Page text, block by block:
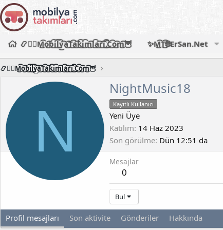
📿🧙‍♂️M͜͡o͜͡b͜͡i͜͡l͜͡y͜͡a͜͡T͜͡a͜͡k͜͡i͜͡m͜͡l͜͡a͜͡r͜͡i͜͡.͜͡C͜͡o͜͡m͜͡🦉 ✨M͜͡T͜͡🌐ErSan.Net
📿🧙‍♂️M͜͡o͜͡b͜͡i͜͡l͜͡y͜͡a͜͡T͜͡a͜͡k͜͡i͜͡m͜͡l͜͡a͜͡r͜͡i͜͡.͜͡C͜͡o͜͡m͜͡🦉
N
NightMusic18
Kayıtlı Kullanıcı
Yeni Üye
Katılım 14 Haz 2023
Son görülme Dün 12:51 da
Mesajlar
0
Bul
Profil mesajları Son aktivite Gönderiler Hakkında